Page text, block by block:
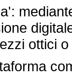
ottici